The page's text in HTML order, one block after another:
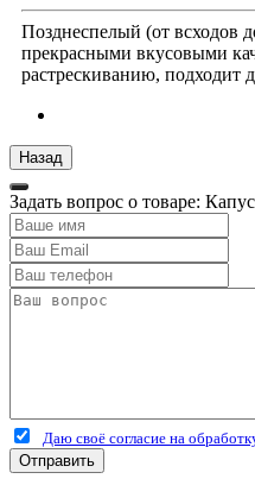
Позднеспелый (от всходов
прекрасными вкусовыми
растрескиванию, подходит
Задать вопрос о товаре:
Даю своё согласие на
Отправить